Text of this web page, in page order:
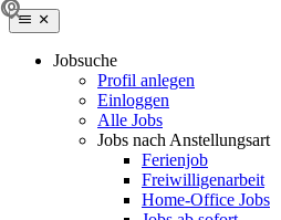
Jobsuche
Profil anlegen
Einloggen
Alle Jobs
Jobs nach Anstellungsart
Ferienjob
Freiwilligenarbeit
Home-Office Jobs